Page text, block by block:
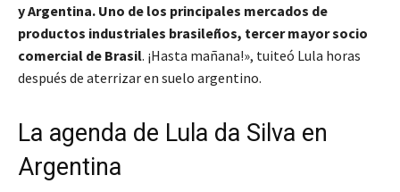
y Argentina. Uno de los principales mercados de
productos industriales brasileños, tercer mayor socio
comercial de Brasil. ¡Hasta mañana!», tuiteó Lula horas
después de aterrizar en suelo argentino.
La agenda de Lula da Silva en
Argentina